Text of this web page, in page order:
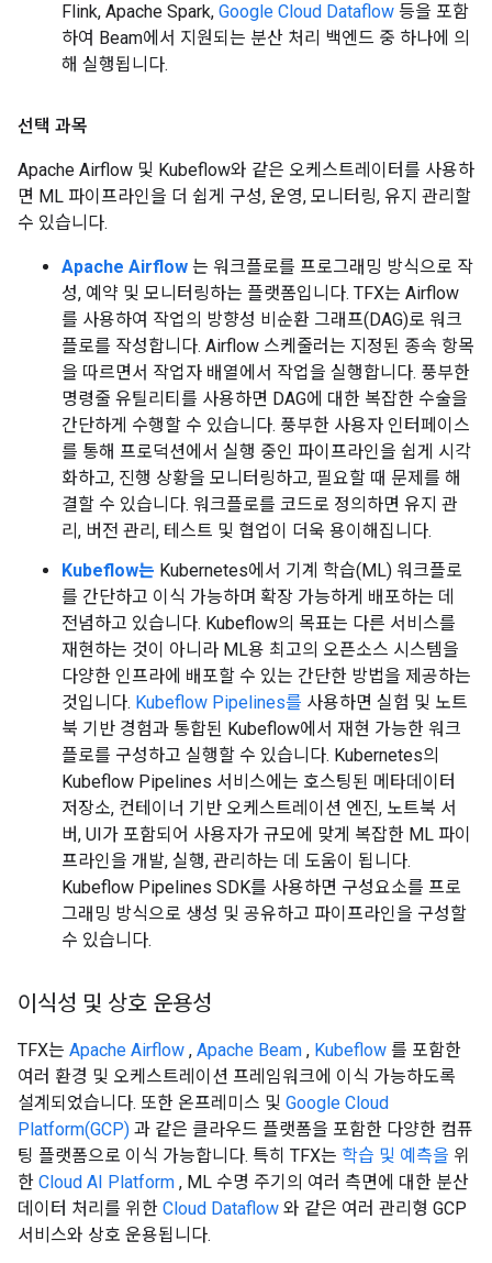
Flink, Apache Spark, Google Cloud Dataflow 등을 포함
하여 Beam에서 지원되는 분산 처리 백엔드 중 하나에 의
해 실행됩니다.
선택 과목
Apache Airflow 및 Kubeflow와 같은 오케스트레이터를 사용하
면 ML 파이프라인을 더 쉽게 구성, 운영, 모니터링, 유지 관리할
수 있습니다.
Apache Airflow 는 워크플로를 프로그래밍 방식으로 작
성, 예약 및 모니터링하는 플랫폼입니다. TFX는 Airflow
를 사용하여 작업의 방향성 비순환 그래프(DAG)로 워크
플로를 작성합니다. Airflow 스케줄러는 지정된 종속 항목
을 따르면서 작업자 배열에서 작업을 실행합니다. 풍부한
명령줄 유틸리티를 사용하면 DAG에 대한 복잡한 수술을
간단하게 수행할 수 있습니다. 풍부한 사용자 인터페이스
를 통해 프로덕션에서 실행 중인 파이프라인을 쉽게 시각
화하고, 진행 상황을 모니터링하고, 필요할 때 문제를 해
결할 수 있습니다. 워크플로를 코드로 정의하면 유지 관
리, 버전 관리, 테스트 및 협업이 더욱 용이해집니다.
Kubeflow는 Kubernetes에서 기계 학습(ML) 워크플로
를 간단하고 이식 가능하며 확장 가능하게 배포하는 데
전념하고 있습니다. Kubeflow의 목표는 다른 서비스를
재현하는 것이 아니라 ML용 최고의 오픈소스 시스템을
다양한 인프라에 배포할 수 있는 간단한 방법을 제공하는
것입니다. Kubeflow Pipelines를 사용하면 실험 및 노트
북 기반 경험과 통합된 Kubeflow에서 재현 가능한 워크
플로를 구성하고 실행할 수 있습니다. Kubernetes의
Kubeflow Pipelines 서비스에는 호스팅된 메타데이터
저장소, 컨테이너 기반 오케스트레이션 엔진, 노트북 서
버, UI가 포함되어 사용자가 규모에 맞게 복잡한 ML 파이
프라인을 개발, 실행, 관리하는 데 도움이 됩니다.
Kubeflow Pipelines SDK를 사용하면 구성요소를 프로
그래밍 방식으로 생성 및 공유하고 파이프라인을 구성할
수 있습니다.
이식성 및 상호 운용성
TFX는 Apache Airflow , Apache Beam , Kubeflow 를 포함한
여러 환경 및 오케스트레이션 프레임워크에 이식 가능하도록
설계되었습니다. 또한 온프레미스 및 Google Cloud
Platform(GCP) 과 같은 클라우드 플랫폼을 포함한 다양한 컴퓨
팅 플랫폼으로 이식 가능합니다. 특히 TFX는 학습 및 예측을 위
한 Cloud AI Platform , ML 수명 주기의 여러 측면에 대한 분산
데이터 처리를 위한 Cloud Dataflow 와 같은 여러 관리형 GCP
서비스와 상호 운용됩니다.